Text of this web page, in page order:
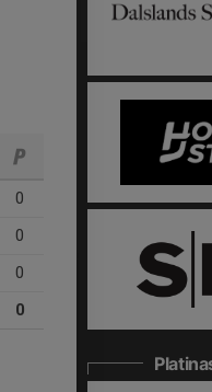
0
0
0
0